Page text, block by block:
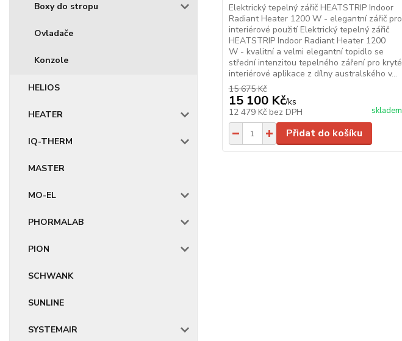
Boxy do stropu
Ovladače
Konzole
HELIOS
HEATER
IQ-THERM
MASTER
MO-EL
PHORMALAB
PION
SCHWANK
SUNLINE
SYSTEMAIR
Elektrický tepelný zářič HEATSTRIP Indoor
Radiant Heater 1200 W - elegantní zářič pro
interiérové použití Elektrický tepelný zářič
HEATSTRIP Indoor Radiant Heater 1200
W - kvalitní a velmi elegantní topidlo se
střední intenzitou tepelného záření pro kryté
interiérové aplikace z dílny australského v...
15 675 Kč
15 100 Kč/ks
12 479 Kč bez DPH skladem
Přidat do košíku